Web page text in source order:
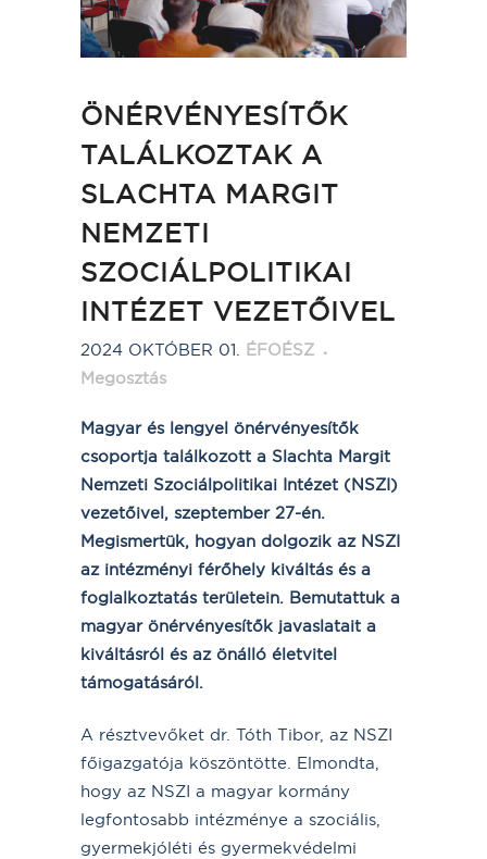
ÖNÉRVÉNYESÍTŐK
TALÁLKOZTAK A
SLACHTA MARGIT
NEMZETI
SZOCIÁLPOLITIKAI
INTÉZET VEZETŐIVEL
2024 OKTÓBER 01. ÉFOÉSZ
Megosztás
Magyar és lengyel önérvényesítők
csoportja találkozott a Slachta Margit
Nemzeti Szociálpolitikai Intézet (NSZI)
vezetőivel, szeptember 27-én.
Megismertük, hogyan dolgozik az NSZI
az intézményi férőhely kiváltás és a
foglalkoztatás területein. Bemutattuk a
magyar önérvényesítők javaslatait a
kiváltásról és az önálló életvitel
támogatásáról.
A résztvevőket dr. Tóth Tibor, az NSZI
főigazgatója köszöntötte. Elmondta,
hogy az NSZI a magyar kormány
legfontosabb intézménye a szociális,
gyermekjóléti és gyermekvédelmi